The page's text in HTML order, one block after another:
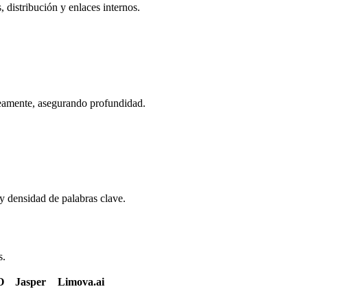
distribución y enlaces internos.
asegurando profundidad.
densidad de palabras clave.
Jasper
Limova.ai